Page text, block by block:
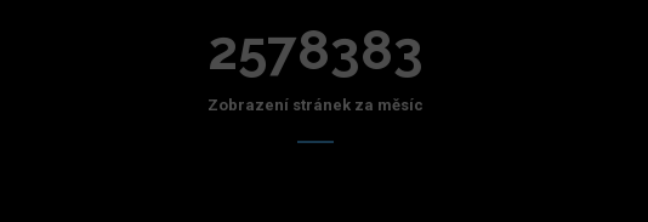
2578383
Zobrazení stránek za měsíc